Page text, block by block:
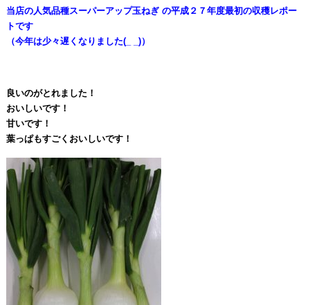
当店の人気品種スーパーアップ玉ねぎ の平成２７年度最初の収穫レポー
トです
（今年は少々遅くなりました(_ _)）
良いのがとれました！
おいしいです！
甘いです！
葉っぱもすごくおいしいです！